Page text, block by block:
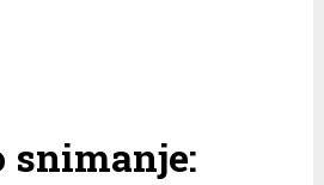
snimanje: